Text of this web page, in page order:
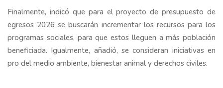
Finalmente, indicó que para el proyecto de presupuesto de
egresos 2026 se buscarán incrementar los recursos para los
programas sociales, para que estos lleguen a más población
beneficiada. Igualmente, añadió, se consideran iniciativas en
pro del medio ambiente, bienestar animal y derechos civiles.